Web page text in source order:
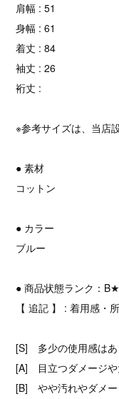
肩幅 : 51
身幅 : 61
着丈 : 84
袖丈 : 26
裄丈 :
※参考サイズは、当店
● 素材
コットン
● カラー
ブルー
● 商品状態ランク：B★
【 追記 】 : 着用感・
[S] 多少の使用感はあ
[A] 目立つダメージや
[B] やや汚れやダメー